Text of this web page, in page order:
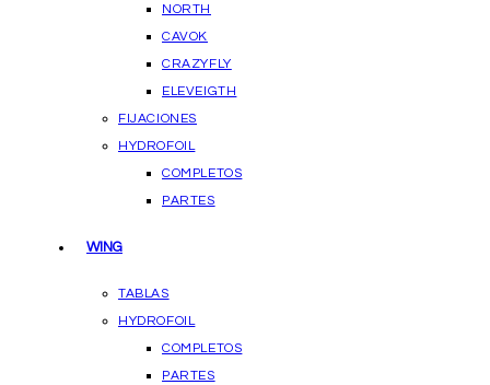
NORTH
CAVOK
CRAZYFLY
ELEVEIGTH
FIJACIONES
HYDROFOIL
COMPLETOS
PARTES
WING
TABLAS
HYDROFOIL
COMPLETOS
PARTES